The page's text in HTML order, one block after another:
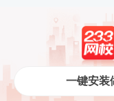
一键安装